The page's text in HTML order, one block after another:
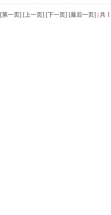
[第一页] [上一页] [下一页] [最后一页] 共